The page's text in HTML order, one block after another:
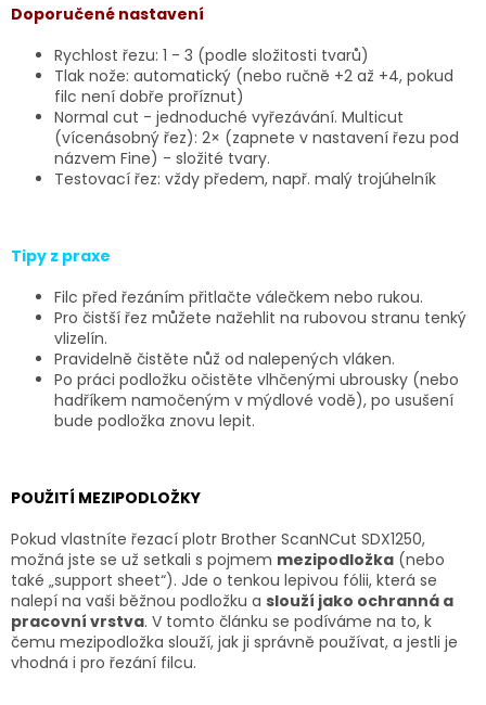
Doporučené nastavení
Rychlost řezu: 1 - 3 (podle složitosti tvarů)
Tlak nože: automatický (nebo ručně +2 až +4, pokud
filc není dobře proříznut)
Normal cut - jednoduché vyřezávání. Multicut
(vícenásobný řez): 2× (zapnete v nastavení řezu pod
názvem Fine) - složité tvary.
Testovací řez: vždy předem, např. malý trojúhelník
Tipy z praxe
Filc před řezáním přitlačte válečkem nebo rukou.
Pro čistší řez můžete nažehlit na rubovou stranu tenký
vlizelín.
Pravidelně čistěte nůž od nalepených vláken.
Po práci podložku očistěte vlhčenými ubrousky (nebo
hadříkem namočeným v mýdlové vodě), po usušení
bude podložka znovu lepit.
POUŽITÍ MEZIPODLOŽKY
Pokud vlastníte řezací plotr Brother ScanNCut SDX1250,
možná jste se už setkali s pojmem mezipodložka (nebo
také „support sheet“). Jde o tenkou lepivou fólii, která se
nalepí na vaši běžnou podložku a slouží jako ochranná a
pracovní vrstva. V tomto článku se podíváme na to, k
čemu mezipodložka slouží, jak ji správně používat, a jestli je
vhodná i pro řezání filcu.